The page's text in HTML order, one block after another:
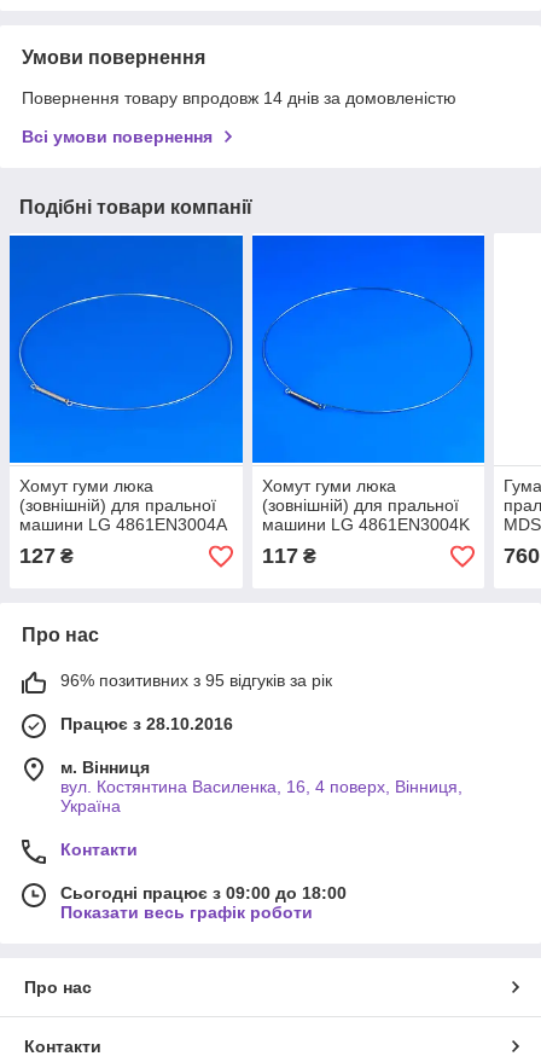
Умови повернення
Повернення товару впродовж 14 днів за домовленістю
Всі умови повернення
Подібні товари компанії
Хомут гуми люка
(зовнішній) для пральної
машини LG 4861EN3004A
127 ₴
Хомут гуми люка
(зовнішній) для пральної
машини LG 4861EN3004K
117₴ 760
Про нас
96% позитивних з 95 відгуків за рік
Працює з 28.10.2016
м. Вінниця
вул. Костянтина Василенка, 16, 4 поверх, Вінниця,
Україна
Контакти
Сьогодні працює з 09:00 до 18:00
Показати весь графік роботи
Про нас
Контакти